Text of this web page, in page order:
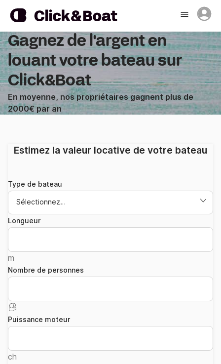
Gagnez de l'argent en
louant votre bateau sur
Click&Boat
En moyenne, nos propriétaires gagnent plus de
2000€ par an
Estimez la valeur locative de votre bateau
Type de bateau
Sélectionnez…
Longueur
m
Nombre de personnes
Puissance moteur
ch